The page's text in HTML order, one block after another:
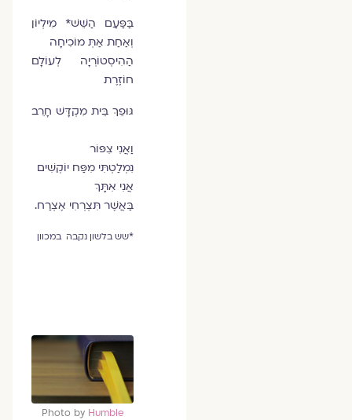
בַּפַּעַם הַשֵּׁשׁ* מִילְיוֹן
וְאַחַת אַתְּ מוֹכִיחָה
הַהִיסְטוֹרְיָה לְעוֹלָם
חוֹזֶרֶת
גּוּפֵךְ בֵּית מִקְדָּשׁ חָרֵב
וַאֲנִי צִפּוֹר
נִמְלַטְתִּי מִפַּח יוֹקְשִׁים
אֲנִי אִתָּךְ
בַּאֲשֶׁר תִּצְרְחִי אֶצְרַח.
*שש בלשון נקבה במכוון
Photo byHumble